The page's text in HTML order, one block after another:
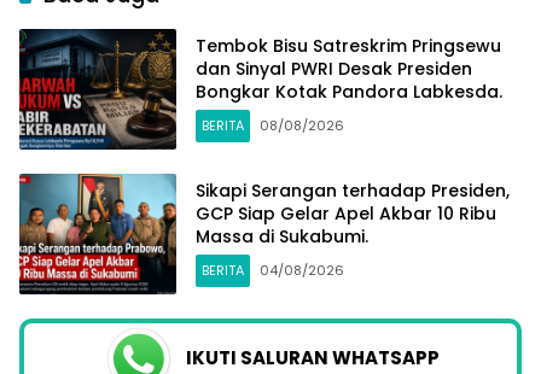
Tembok Bisu Satreskrim Pringsewu
dan Sinyal PWRI Desak Presiden
Bongkar Kotak Pandora Labkesda.
BERITA 08/08/2026
Sikapi Serangan terhadap Presiden,
GCP Siap Gelar Apel Akbar 10 Ribu
Massa di Sukabumi.
BERITA 04/08/2026
IKUTI SALURAN WHATSAPP